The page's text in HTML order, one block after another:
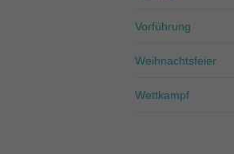
Vorführung
Weihnachtsfeier
Wettkampf